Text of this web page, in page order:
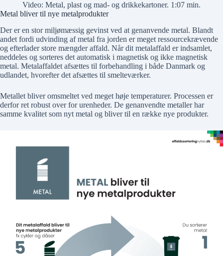
Video: Metal, plast og mad- og drikkekartoner. 1:07 min.
Metal bliver til nye metalprodukter
Der er en stor miljømæssig gevinst ved at genanvende metal. Blandt
andet fordi udvinding af metal fra jorden er meget ressourcekrævende
og efterlader store mængder affald. Når dit metalaffald er indsamlet,
neddeles og sorteres det automatisk i magnetisk og ikke magnetisk
metal. Metalaffaldet afsættes til forbehandling i både Danmark og
udlandet, hvorefter det afsættes til smelteværker.
Metallet bliver omsmeltet ved meget høje temperaturer. Processen er
derfor ret robust over for urenheder. De genanvendte metaller har
samme kvalitet som nyt metal og bliver til en række nye produkter.